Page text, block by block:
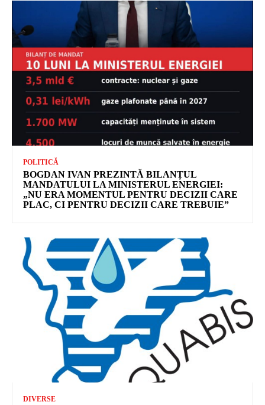
POLITICĂ
BOGDAN IVAN PREZINTĂ BILANȚUL
MANDATULUI LA MINISTERUL ENERGIEI:
„NU ERA MOMENTUL PENTRU DECIZII CARE
PLAC, CI PENTRU DECIZII CARE TREBUIE”
DIVERSE